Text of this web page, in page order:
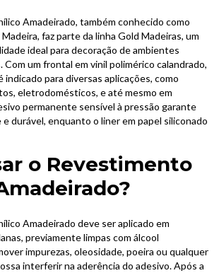
Amadeirado, também conhecido como
faz parte da linha Gold Madeiras, um
ideal para decoração de ambientes
um frontal em vinil polimérico calandrado,
para diversas aplicações, como
eletrodomésticos, e até mesmo em
permanente sensível à pressão garante
durável, enquanto o liner em papel siliconado
o Revestimento
Amadeirado deve ser aplicado em
previamente limpas com álcool
impurezas, oleosidade, poeira ou qualquer
interferir na aderência do adesivo. Após a